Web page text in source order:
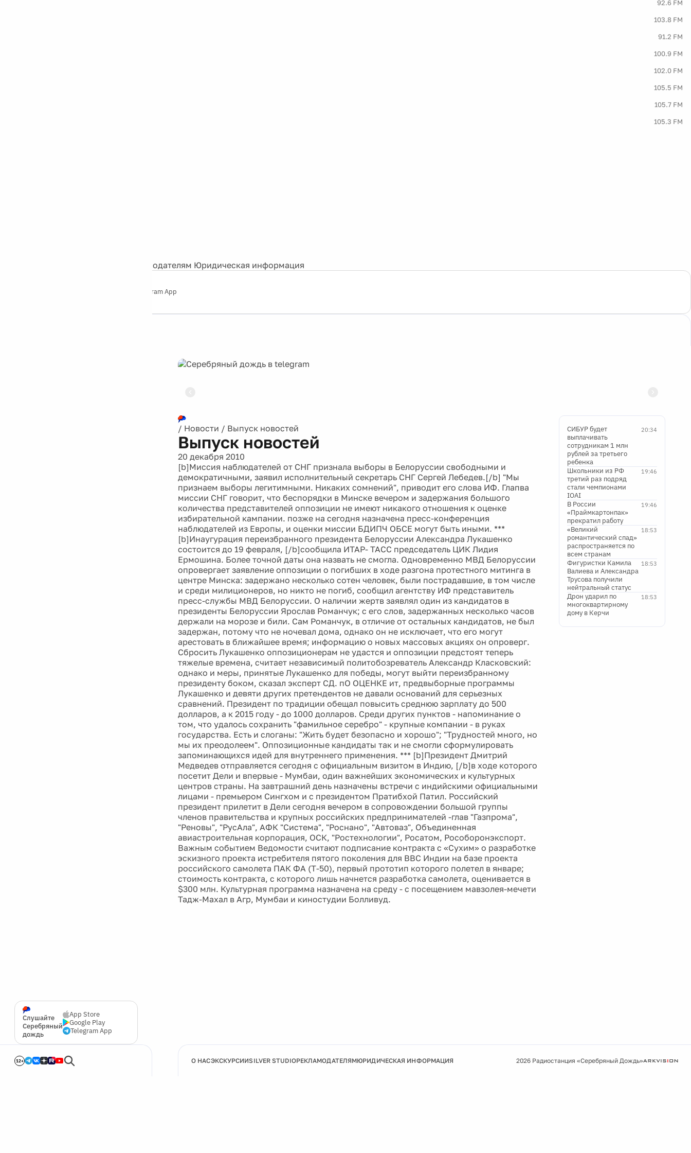
92.6 FM
103.8 FM
91.2 FM
100.9 FM
102.0 FM
105.5 FM
105.7 FM
105.3 FM
Рекламодателям Юридическая информация
Telegram App
Слушайте
Серебряный
дождь
App Store
Google Play
Telegram App
12+
/ Новости / Выпуск новостей
Выпуск новостей
20 декабря 2010
[b]Миссия наблюдателей от СНГ признала выборы в Белоруссии свободными и
демократичными, заявил исполнительный секретарь СНГ Сергей Лебедев.[/b] "Мы
признаем выборы легитимными. Никаких сомнений", приводит его слова ИФ. Глапва
миссии СНГ говорит, что беспорядки в Минске вечером и задержания большого
количества представителей оппозиции не имеют никакого отношения к оценке
избирательной кампании. позже на сегодня назначена пресс-конференция
наблюдателей из Европы, и оценки миссии БДИПЧ ОБСЕ могут быть иными. ***
[b]Инаугурация переизбранного президента Белоруссии Александра Лукашенко
состоится до 19 февраля, [/b]сообщила ИТАР- ТАСС председатель ЦИК Лидия
Ермошина. Более точной даты она назвать не смогла. Одновременно МВД Белоруссии
опровергает заявление оппозиции о погибших в ходе разгона протестного митинга в
центре Минска: задержано несколько сотен человек, были пострадавшие, в том числе
и среди милиционеров, но никто не погиб, сообщил агентству ИФ представитель
пресс-службы МВД Белоруссии. О наличии жертв заявлял один из кандидатов в
президенты Белоруссии Ярослав Романчук; с его слов, задержанных несколько часов
держали на морозе и били. Сам Романчук, в отличие от остальных кандидатов, не был
задержан, потому что не ночевал дома, однако он не исключает, что его могут
арестовать в ближайшее время; информацию о новых массовых акциях он опроверг.
Сбросить Лукашенко оппозиционерам не удастся и оппозиции предстоят теперь
тяжелые времена, считает независимый политобозреватель Александр Класковский:
однако и меры, принятые Лукашенко для победы, могут выйти переизбранному
президенту боком, сказал эксперт СД. пО ОЦЕНКЕ ит, предвыборные программы
Лукашенко и девяти других претендентов не давали оснований для серьезных
сравнений. Президент по традиции обещал повысить среднюю зарплату до 500
долларов, а к 2015 году - до 1000 долларов. Среди других пунктов - напоминание о
том, что удалось сохранить "фамильное серебро" - крупные компании - в руках
государства. Есть и слоганы: "Жить будет безопасно и хорошо"; "Трудностей много, но
мы их преодолеем". Оппозиционные кандидаты так и не смогли сформулировать
запоминающихся идей для внутреннего применения. *** [b]Президент Дмитрий
Медведев отправляется сегодня с официальным визитом в Индию, [/b]в ходе которого
посетит Дели и впервые - Мумбаи, один важнейших экономических и культурных
центров страны. На завтрашний день назначены встречи с индийскими официальными
лицами - премьером Сингхом и с президентом Пратибхой Патил. Российский
президент прилетит в Дели сегодня вечером в сопровождении большой группы
членов правительства и крупных российских предпринимателей -глав "Газпрома",
"Реновы", "РусАла", АФК "Система", "Роснано", "Автоваз", Объединенная
авиастроительная корпорация, ОСК, "Ростехнологии", Росатом, Рособоронэкспорт.
Важным событием Ведомости считают подписание контракта с «Сухим» о разработке
эскизного проекта истребителя пятого поколения для ВВС Индии на базе проекта
российского самолета ПАК ФА (Т-50), первый прототип которого полетел в январе;
стоимость контракта, с которого лишь начнется разработка самолета, оценивается в
$300 млн. Культурная программа назначена на среду - с посещением мавзолея-мечети
Тадж-Махал в Агр, Мумбаи и киностудии Болливуд.
20:34
СИБУР будет
выплачивать
сотрудникам 1 млн
рублей за третьего
ребенка
19:46
Школьники из РФ
третий раз подряд
стали чемпионами
IOAI
19:46
В России
«Праймкартонпак»
прекратил работу
18:53
«Великий
романтический спад»
распространяется по
всем странам
18:53
Фигуристки Камила
Валиева и Александра
Трусова получили
нейтральный статус
18:53
Дрон ударил по
многоквартирному
дому в Керчи
О НАСЭКСКУРСИИSILVER STUDIOРЕКЛАМОДАТЕЛЯМЮРИДИЧЕСКАЯ ИНФОРМАЦИЯ 2026 Радиостанция «Серебряный Дождь»